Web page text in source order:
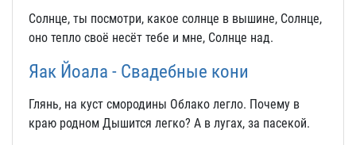
Солнце, ты посмотри, какое солнце в вышине, Солнце,
оно тепло своё несёт тебе и мне, Солнце над.
Яак Йоала - Свадебные кони
Глянь, на куст смородины Облако легло. Почему в
краю родном Дышится легко? А в лугах, за пасекой.